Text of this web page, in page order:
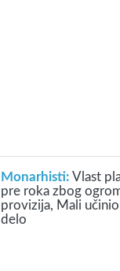
Monarhisti: Vlast
pre roka zbog
provizija, Mali
delo